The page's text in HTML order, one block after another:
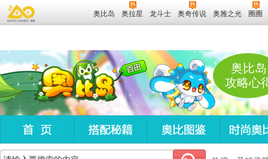
奥比岛 奥拉星 龙斗士 奥奇传说 奥雅之光 圈圈
奥比岛
攻略心